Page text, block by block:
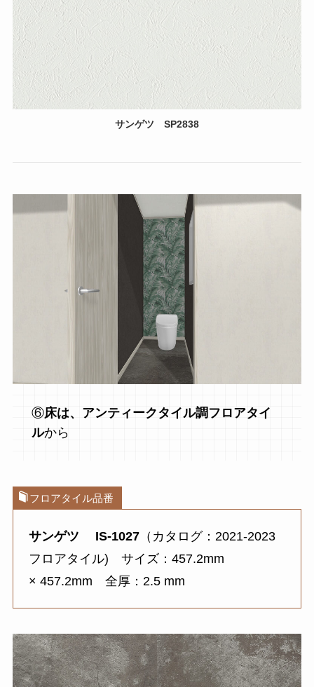
サンゲツ SP2838
⑥床は、アンティークタイル調フロアタイ
ルから
フロアタイル品番
サンゲツ IS-1027 （カタログ：2021-2023
フロアタイル) サイズ：457.2mm
× 457.2mm 全厚：2.5 mm